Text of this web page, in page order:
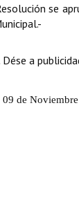
se
a
de